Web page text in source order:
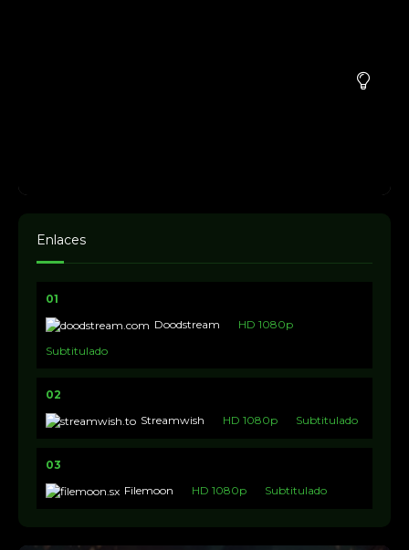
Enlaces
01
Doodstream
HD 1080p
Subtitulado
02
Streamwish
HD 1080p Subtitulado
03
Filemoon
HD 1080p Subtitulado